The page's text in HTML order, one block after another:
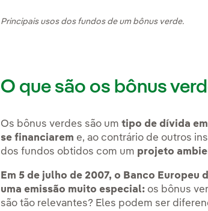
Principais usos dos fundos de um bônus verde.
O que são os bônus
Os bônus verdes são umtipo de dívida
se financiarem e, ao contrário de outros
dos fundos obtidos com um projeto
Em 5 de julho de 2007, o Banco
uma emissão muito especial: os bônus
são tão relevantes? Eles podem ser